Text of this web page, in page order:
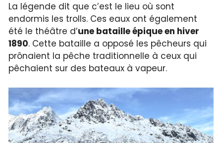
La légende dit que c’est le lieu où sont
endormis les trolls. Ces eaux ont également
été le théâtre d’une bataille épique en hiver
1890. Cette bataille a opposé les pêcheurs qui
prônaient la pêche traditionnelle à ceux qui
pêchaient sur des bateaux à vapeur.